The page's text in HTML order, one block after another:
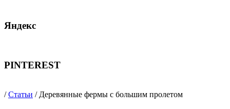
Яндекс
PINTEREST
/Статьи / Деревянные фермы с большим пролетом